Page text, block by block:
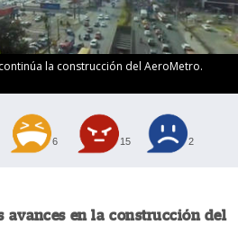
la construcción del AeroMetro.
6 15 2
avances en la construcción del